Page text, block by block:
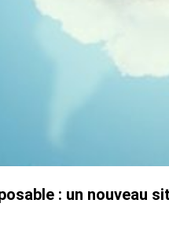
: un nouveau